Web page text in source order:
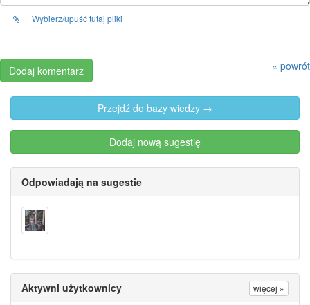
Wybierz/upuść tutaj pliki
« powrót
Przejdź do bazy wiedzy →
Dodaj nową sugestię
Odpowiadają na sugestie
Aktywni użytkownicy więcej »